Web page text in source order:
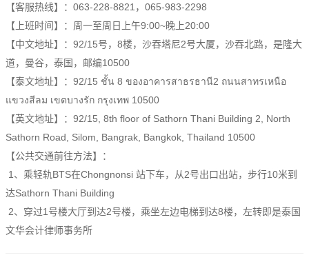
【客服热线】：063-228-8821，065-983-2298
【上班时间】：周一至周日上午9:00~晚上20:00
【中文地址】：92/15号，8楼，沙吞塔尼2号大厦，沙吞北路，是隆大
道，曼谷，泰国，邮编10500
【泰文地址】：92/15 ชั้น 8 ของอาคารสาธรธานี2 ถนนสาทรเหนือ
แขวงสีลม เขตบางรัก กรุงเทพ 10500
【英文地址】：92/15, 8th floor of Sathorn Thani Building 2, North
Sathorn Road, Silom, Bangrak, Bangkok, Thailand 10500
【公共交通前往方法】：
1、乘轻轨BTS在Chongnonsi 站下车，从2号出口出站，步行10米到
达Sathorn Thani Building
2、穿过1号楼大厅到达2号楼，乘坐左边电梯到达8楼，左转即是泰国
文华会计律师事务所